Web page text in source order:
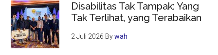
Disabilitas Tak Tampak: Yang
Tak Terlihat, yang Terabaikan
2 Juli 2026 Bywah